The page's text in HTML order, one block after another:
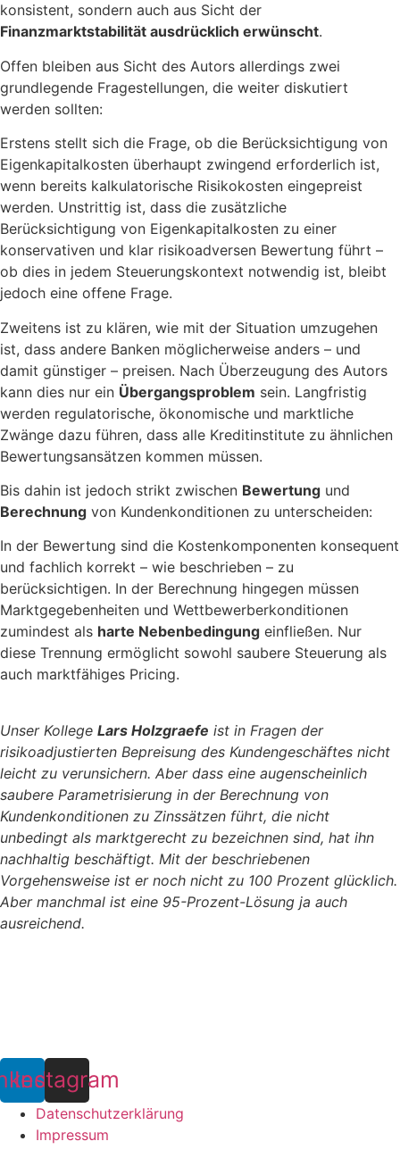
konsistent, sondern auch aus Sicht der
Finanzmarktstabilität ausdrücklich erwünscht.
Offen bleiben aus Sicht des Autors allerdings zwei
grundlegende Fragestellungen, die weiter diskutiert
werden sollten:
Erstens stellt sich die Frage, ob die Berücksichtigung von
Eigenkapitalkosten überhaupt zwingend erforderlich ist,
wenn bereits kalkulatorische Risikokosten eingepreist
werden. Unstrittig ist, dass die zusätzliche
Berücksichtigung von Eigenkapitalkosten zu einer
konservativen und klar risikoadversen Bewertung führt –
ob dies in jedem Steuerungskontext notwendig ist, bleibt
jedoch eine offene Frage.
Zweitens ist zu klären, wie mit der Situation umzugehen
ist, dass andere Banken möglicherweise anders – und
damit günstiger – preisen. Nach Überzeugung des Autors
kann dies nur ein Übergangsproblem sein. Langfristig
werden regulatorische, ökonomische und marktliche
Zwänge dazu führen, dass alle Kreditinstitute zu ähnlichen
Bewertungsansätzen kommen müssen.
Bis dahin ist jedoch strikt zwischen Bewertung und
Berechnung von Kundenkonditionen zu unterscheiden:
In der Bewertung sind die Kostenkomponenten konsequent
und fachlich korrekt – wie beschrieben – zu
berücksichtigen. In der Berechnung hingegen müssen
Marktgegebenheiten und Wettbewerberkonditionen
zumindest als harte Nebenbedingung einfließen. Nur
diese Trennung ermöglicht sowohl saubere Steuerung als
auch marktfähiges Pricing.
Unser Kollege Lars Holzgraefe ist in Fragen der
risikoadjustierten Bepreisung des Kundengeschäftes nicht
leicht zu verunsichern. Aber dass eine augenscheinlich
saubere Parametrisierung in der Berechnung von
Kundenkonditionen zu Zinssätzen führt, die nicht
unbedingt als marktgerecht zu bezeichnen sind, hat ihn
nachhaltig beschäftigt. Mit der beschriebenen
Vorgehensweise ist er noch nicht zu 100 Prozent glücklich.
Aber manchmal ist eine 95-Prozent-Lösung ja auch
ausreichend.
Instagram
Datenschutzerklärung
Impressum